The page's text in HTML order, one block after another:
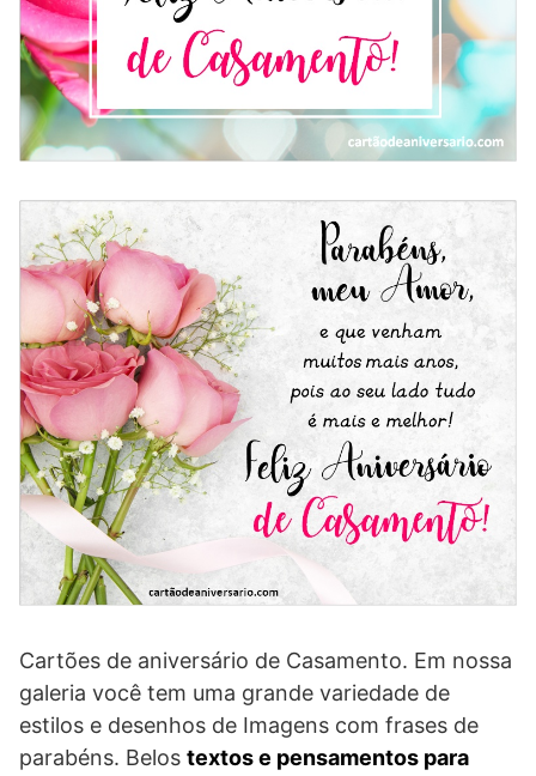
Cartões de aniversário de Casamento. Em nossa
galeria você tem uma grande variedade de
estilos e desenhos de Imagens com frases de
parabéns. Belos textos e pensamentos para